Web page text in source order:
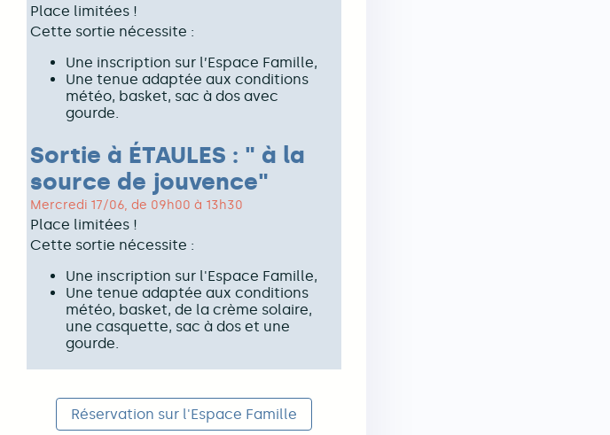
Place limitées !
Cette sortie nécessite :
Une inscription sur l’Espace Famille,
Une tenue adaptée aux conditions
météo, basket, sac à dos avec
gourde.
Sortie à ÉTAULES : " à la
source de jouvence"
Mercredi 17/06, de 09h00 à 13h30
Place limitées !
Cette sortie nécessite :
Une inscription sur l'Espace Famille,
Une tenue adaptée aux conditions
météo, basket, de la crème solaire,
une casquette, sac à dos et une
gourde.
Réservation sur l'Espace Famille